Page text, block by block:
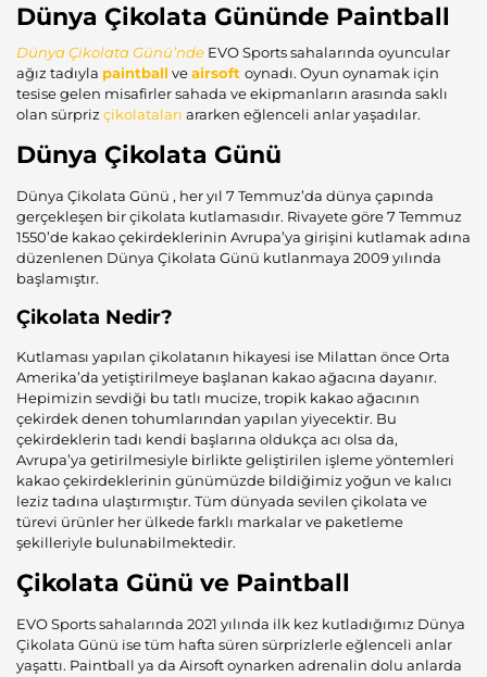
Dünya Çikolata Gününde Paintball
Dünya ÇikolataGünü’nde EVO Sports sahalarında oyuncular
ağız tadıyla paintball veairsoft oynadı. Oyun oynamak için
tesise gelen misafirler sahada ve ekipmanların arasında saklı
olan sürpriz çikolataları ararken eğlenceli anlar yaşadılar.
Dünya Çikolata Günü
Dünya Çikolata Günü , her yıl 7 Temmuz’da dünya çapında
gerçekleşen bir çikolata kutlamasıdır. Rivayete göre 7 Temmuz
1550’de kakao çekirdeklerinin Avrupa’ya girişini kutlamak adına
düzenlenen Dünya Çikolata Günü kutlanmaya 2009 yılında
başlamıştır.
Çikolata Nedir?
Kutlaması yapılan çikolatanın hikayesi ise Milattan önce Orta
Amerika’da yetiştirilmeye başlanan kakao ağacına dayanır.
Hepimizin sevdiği bu tatlı mucize, tropik kakaoağacının
çekirdek denen tohumlarından yapılan yiyecektir. Bu
çekirdeklerin tadı kendi başlarına oldukça acı olsa da,
Avrupa’ya getirilmesiyle birlikte geliştirilen işleme yöntemleri
kakao çekirdeklerinin günümüzde bildiğimiz yoğun ve kalıcı
leziz tadına ulaştırmıştır. Tüm dünyada sevilen çikolata ve
türevi ürünler her ülkede farklı markalar ve paketleme
şekilleriyle bulunabilmektedir.
Çikolata Günü ve Paintball
EVO Sports sahalarında 2021 yılında ilk kez kutladığımız Dünya
Çikolata Günü ise tüm hafta süren sürprizlerle eğlenceli anlar
yaşattı. Paintball ya da Airsoft oynarken adrenalin dolu anlarda